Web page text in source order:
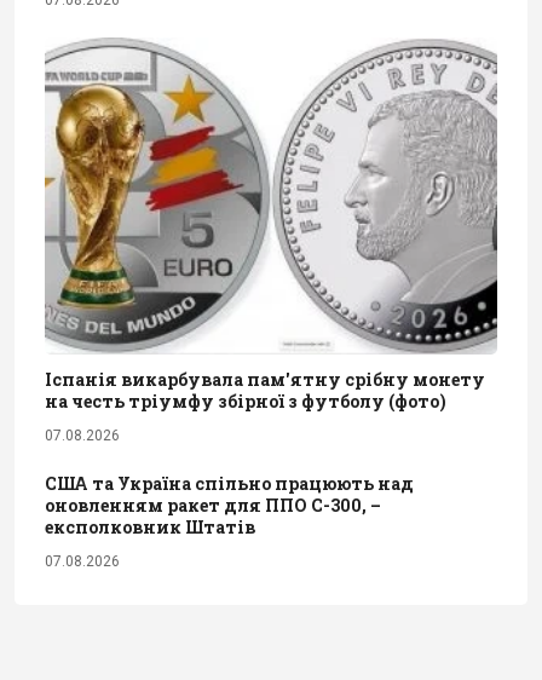
Іспанія викарбувала пам'ятну срібну монету
на честь тріумфу збірної з футболу (фото)
07.08.2026
США та Україна спільно працюють над
оновленням ракет для ППО С-300, –
експолковник Штатів
07.08.2026